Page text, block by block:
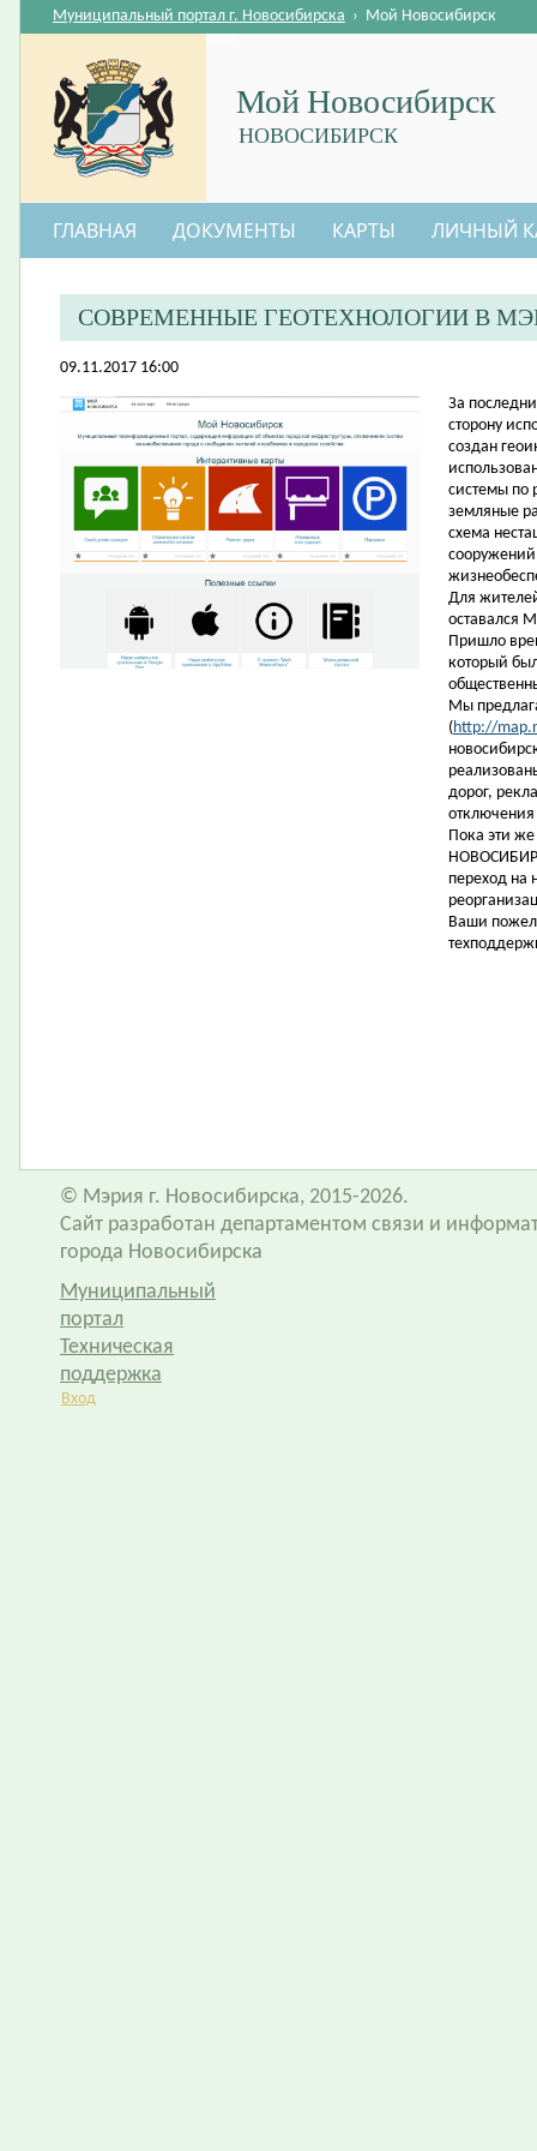
Мой Новосибирск
НОВОСИБИРСК
Муниципальный портал г. Новосибирска › Мой Новосибирск
ГЛАВНАЯ ДОКУМЕНТЫ КАРТЫ ЛИЧНЫЙ
СОВРЕМЕННЫЕ ГЕОТЕХНОЛОГИИ В
09.11.2017 16:00
​За
сторону
создан
системы по
земляные
схема
Для
оставался
Пришло
который
Мы
(http://
дорог,
Пока эти
переход на
Ваши
© Мэрия г. Новосибирска, 2015-2026.
Сайт разработан департаментом связи и
города Новосибирска
Муниципальный
портал
Техническая
поддержка
Вход